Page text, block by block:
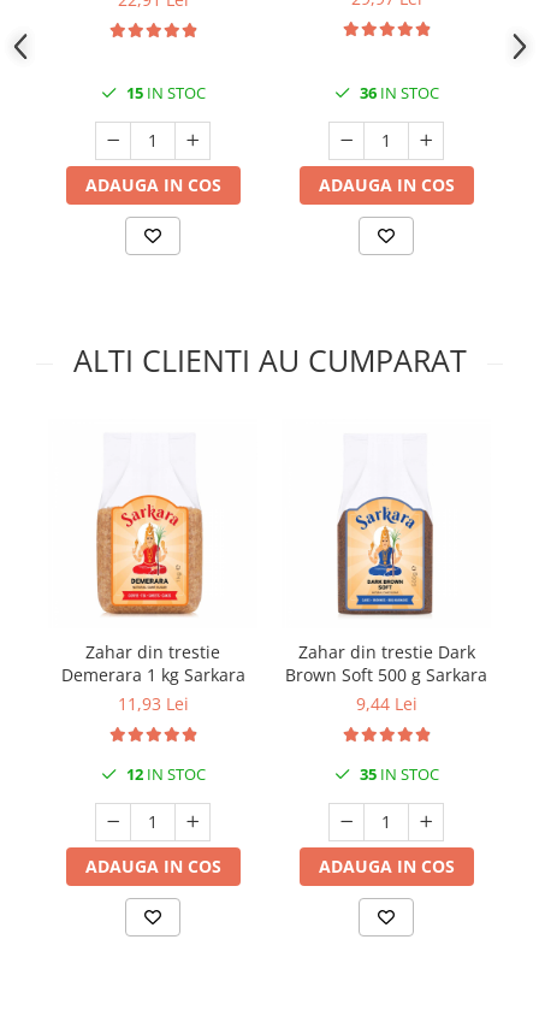
15IN STOC
ADAUGA IN COS
36IN STOC
ADAUGA IN COS
ALTI CLIENTI AU CUMPARAT
Zahar din trestie
Demerara 1 kg Sarkara
11,93 Lei
12IN STOC
ADAUGA IN COS
Zahar din trestie Dark
Brown Soft 500 g Sarkara
9,44 Lei
35IN STOC
ADAUGA IN COS